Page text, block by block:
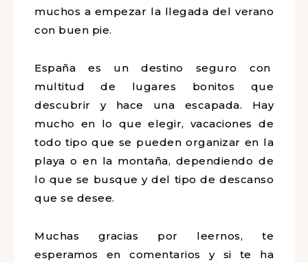
muchos a empezar la llegada del verano
con buen pie.
España es un destino seguro con
multitud de lugares bonitos que
descubrir y hace una escapada. Hay
mucho en lo que elegir, vacaciones de
todo tipo que se pueden organizar en la
playa o en la montaña, dependiendo de
lo que se busque y del tipo de descanso
que se desee.
Muchas gracias por leernos, te
esperamos en comentarios y si te ha